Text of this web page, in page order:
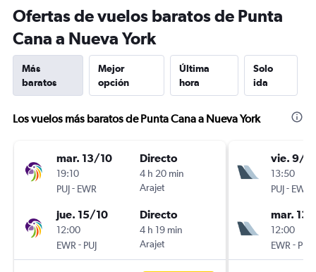
Ofertas de vuelos baratos de Punta
Cana a Nueva York
Más
baratos
Mejor
opción
Última
hora
Solo
ida
Los vuelos más baratos de Punta Cana a Nueva York
mar. 13/10
19:10
PUJ- EWR
Directo
4 h 20 min
Arajet
jue. 15/10
12:00
EWR - PUJ
Directo
4 h 19 min
Arajet
vie. 9/
13:50
PUJ- EWR
mar. 13/
12:00
EWR - PUJ